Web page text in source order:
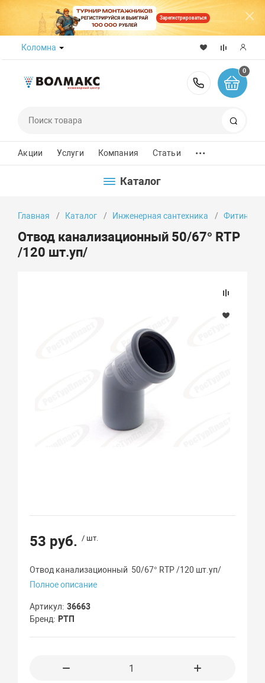
Зарегистрироваться
Коломна
8 (800)
0
Акции Услуги Компания Статьи ...
Каталог
Главная Каталог Инженерная сантехника Фитинги
Отвод канализационный 50/67° RTP
/120 шт.уп/
53 руб. / шт.
Отвод канализационный 50/67° RTP /120 шт.уп/
Полное описание
Артикул 36663
Бренд
РТП